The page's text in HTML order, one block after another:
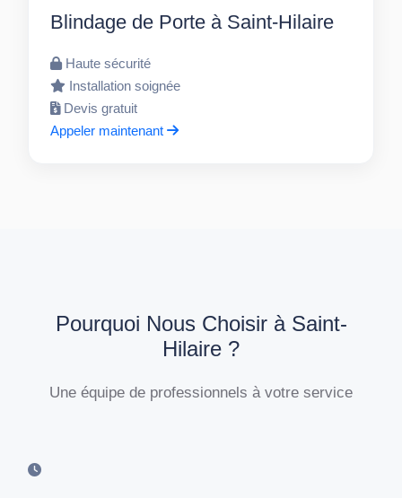
Blindage de Porte à Saint-Hilaire
Haute sécurité
Installation soignée
Devis gratuit
Appeler maintenant
Pourquoi Nous Choisir à Saint-
Hilaire ?
Une équipe de professionnels à votre service